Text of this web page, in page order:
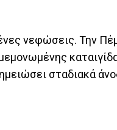
νεφώσεις. Την
σταδιακά